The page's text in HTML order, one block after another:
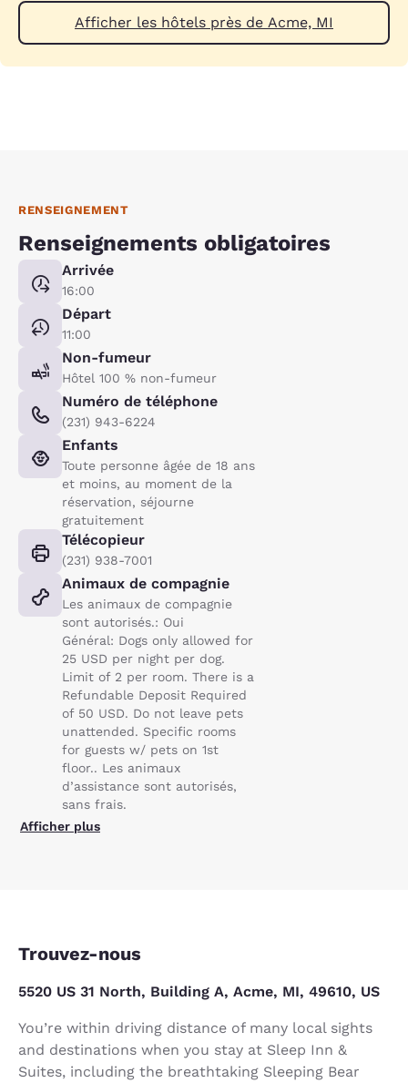
Afficher les hôtels près de Acme, MI
RENSEIGNEMENT
Renseignements obligatoires
Arrivée
16:00
Départ
11:00
Non-fumeur
Hôtel 100 % non-fumeur
Numéro de téléphone
(231) 943-6224
Enfants
Toute personne âgée de 18 ans
et moins, au moment de la
réservation, séjourne
gratuitement
Télécopieur
(231) 938-7001
Animaux de compagnie
Les animaux de compagnie
sont autorisés.: Oui
Général: Dogs only allowed for
25 USD per night per dog.
Limit of 2 per room. There is a
Refundable Deposit Required
of 50 USD. Do not leave pets
unattended. Specific rooms
for guests w/ pets on 1st
floor.. Les animaux
d’assistance sont autorisés,
sans frais.
Afficher plus
Trouvez-nous
5520 US 31 North, Building A, Acme, MI, 49610, US
You’re within driving distance of many local sights
and destinations when you stay at Sleep Inn &
Suites, including the breathtaking Sleeping Bear